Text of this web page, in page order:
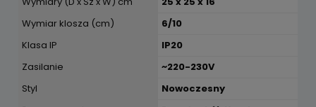
Wymiar klosza (cm)
6/10
Klasa IP
IP20
Zasilanie
~220-230V
Styl
Nowoczesny